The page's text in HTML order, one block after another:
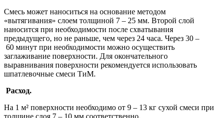
Смесь может наноситься на основание методом
«вытягивания» слоем толщиной 7 – 25 мм. Второй слой
наносится при необходимости после схватывания
предыдущего, но не раньше, чем через 24 часа. Через 30 –
60 минут при необходимости можно осуществить
заглаживание поверхности. Для окончательного
выравнивания поверхности рекомендуется использовать
шпатлевочные смеси ТиМ.
Расход.
На 1 м² поверхности необходимо от 9 – 13 кг сухой смеси при